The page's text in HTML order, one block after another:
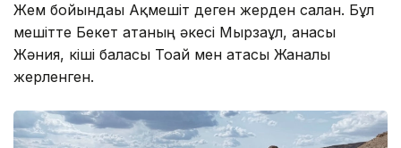
Жем бойындағы Ақмешіт деген жерден салған. Бұл
мешітте Бекет атаның әкесі Мырзағұл, анасы
Жәния, кіші баласы Тоғай мен атасы Жаналы
жерленген.